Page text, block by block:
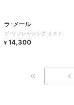
ラ･メール
ザ･リフレッシング ミスト
¥ 14,300